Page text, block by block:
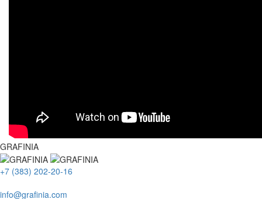
GRAFINIA
+7 (383) 202-20-16
info@grafinia.com